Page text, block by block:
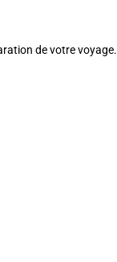
de votre voyage.